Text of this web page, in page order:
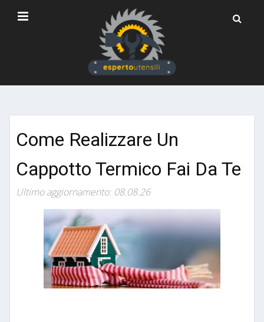
Come Realizzare Un
Cappotto Termico Fai Da Te
Ultimo aggiornamento: 08.08.26